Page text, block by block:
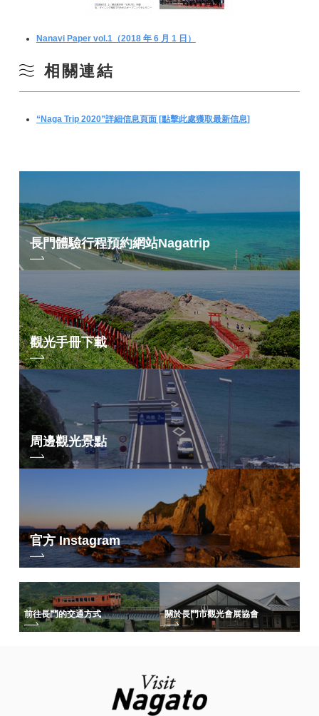
Nanavi Paper vol.1（2018 年 6 月 1 日）
相關連結
“Naga Trip 2020”詳細信息頁面 [點擊此處獲取最新信息]
長門體驗行程預約網站Nagatrip
觀光手冊下載
周邊觀光景點
官方 Instagram
前往長門的交通方式 關於長門市觀光會展協會